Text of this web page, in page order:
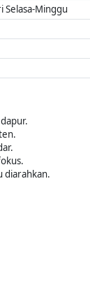
Selasa-Minggu
diarahkan.